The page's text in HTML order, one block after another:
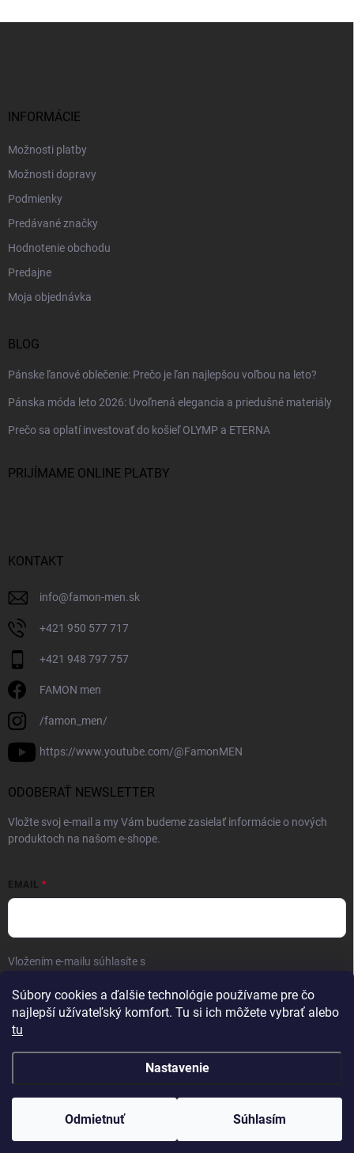
Súbory cookies a ďalšie technológie používame pre čo
najlepší užívateľský komfort. Tu si ich môžete vybrať alebo
tu
Nastavenie
Odmietnuť Súhlasím
INFORMÁCIE
Možnosti platby
Možnosti dopravy
Podmienky
Predávané značky
Hodnotenie obchodu
Predajne
Moja objednávka
BLOG
Pánske ľanové oblečenie: Prečo je ľan najlepšou voľbou na leto?
Pánska móda leto 2026: Uvoľnená elegancia a priedušné materiály
Prečo sa oplatí investovať do košieľ OLYMP a ETERNA
PRIJÍMAME ONLINE PLATBY
KONTAKT
info@famon-men.sk
+421 950 577 717
+421 948 797 757
FAMON men
/famon_men/
https://www.youtube.com/@FamonMEN
ODOBERAŤ NEWSLETTER
Vložte svoj e-mail a my Vám budeme zasielať informácie o nových
produktoch na našom e-shope.
EMAIL
Vložením e-mailu súhlasíte s
Prihlásiť sa
Vytvoril Shoptet
Copyright 2026 . Všetky práva vyhradené.